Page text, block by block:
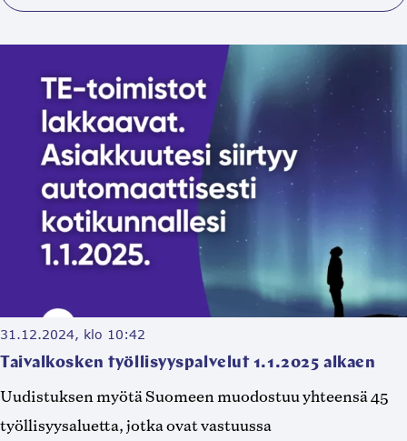
31.12.2024, klo 10:42
Taivalkosken työllisyyspalvelut 1.1.2025 alkaen
Uudistuksen myötä Suomeen muodostuu yhteensä 45
työllisyysaluetta, jotka ovat vastuussa